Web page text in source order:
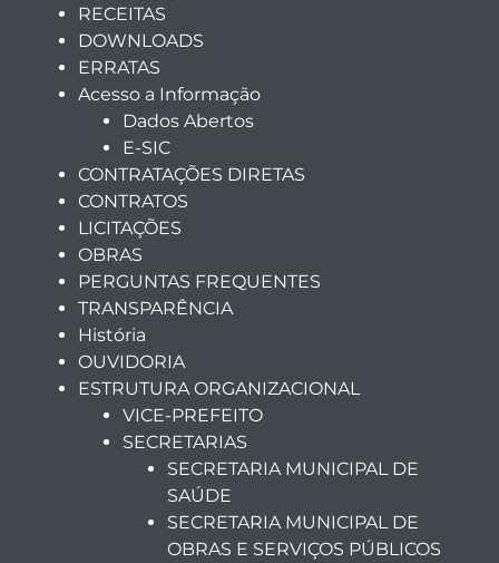
RECEITAS
DOWNLOADS
ERRATAS
Acesso a Informação
Dados Abertos
E-SIC
CONTRATAÇÕES DIRETAS
CONTRATOS
LICITAÇÕES
OBRAS
PERGUNTAS FREQUENTES
TRANSPARÊNCIA
História
OUVIDORIA
ESTRUTURA ORGANIZACIONAL
VICE-PREFEITO
SECRETARIAS
SECRETARIA MUNICIPAL DE
SAÚDE
SECRETARIA MUNICIPAL DE
OBRAS E SERVIÇOS PÚBLICOS